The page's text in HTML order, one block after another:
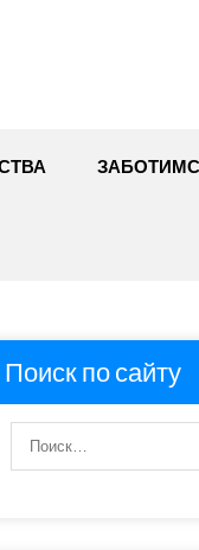
Поиск по сайту